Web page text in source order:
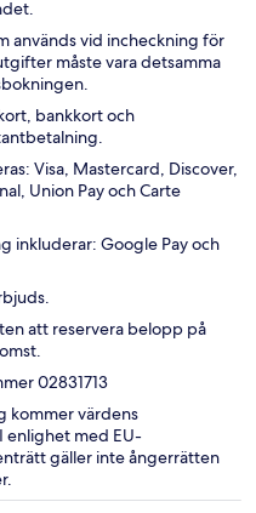
används vid incheckning för
måste vara detsamma
bankkort och
Visa, Mastercard, Discover,
Union Pay och Carte
inkluderar: Google Pay och
att reservera belopp på
02831713
kommer värdens
enlighet med EU-
gäller inte ångerrätten